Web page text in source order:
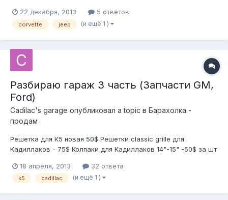
22 декабря, 2013
5 ответов
corvette jeep (и ещё 1 )
Разбираю гараж 3 часть (Запчасти GM,
Ford)
Cadilac's garage опубликовал a topic в Барахолка -
продам
Решетка для К5 новая 50$ Решетки classic grille для
Кадиллаков - 75$ Колпаки для Кадиллаков 14"-15" -50$ за шт
Карб Holley -250$ Крыши сшитые оригинальные на Кадиллаки
- 300$ новые Кондиционеры бу - 50$ на выбор Листва Флита
18 апреля, 2013 32 ответа
k5 cadillac (и ещё 1 )